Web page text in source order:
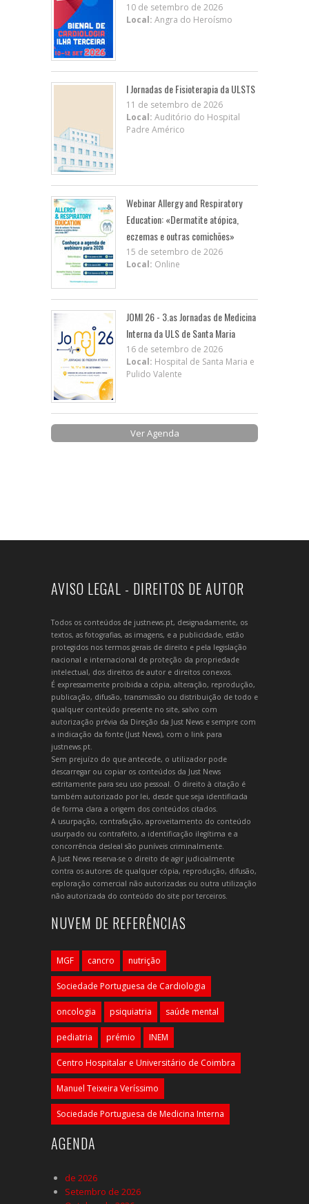
10 de setembro de 2026
Local: Angra do Heroísmo
I Jornadas de Fisioterapia da ULSTS
11 de setembro de 2026
Local: Auditório do Hospital
Padre Américo
Webinar Allergy and Respiratory
Education: «Dermatite atópica,
eczemas e outras comichões»
15 de setembro de 2026
Local: Online
JOMI 26 - 3.as Jornadas de Medicina
Interna da ULS de Santa Maria
16 de setembro de 2026
Local: Hospital de Santa Maria e
Pulido Valente
Ver Agenda
AVISO LEGAL - DIREITOS DE AUTOR
Todos os conteúdos de justnews.pt, designadamente, os
textos, as fotografias, as imagens, e a publicidade, estão
protegidos nos termos gerais de direito e pela legislação
nacional e internacional de proteção da propriedade
intelectual, dos direitos de autor e direitos conexos.
É expressamente proibida a cópia, alteração, reprodução,
publicação, difusão, transmissão ou distribuição de todo e
qualquer conteúdo presente no site, salvo com
autorização prévia da Direção da Just News e sempre com
a indicação da fonte (Just News), com o link para
justnews.pt.
Sem prejuízo do que antecede, o utilizador pode
descarregar ou copiar os conteúdos da Just News
estritamente para seu uso pessoal. O direito à citação é
também autorizado por lei, desde que seja identificada
de forma clara a origem dos conteúdos citados.
A usurpação, contrafação, aproveitamento do conteúdo
usurpado ou contrafeito, a identificação ilegítima e a
concorrência desleal são puníveis criminalmente.
A Just News reserva-se o direito de agir judicialmente
contra os autores de qualquer cópia, reprodução, difusão,
exploração comercial não autorizadas ou outra utilização
não autorizada do conteúdo do site por terceiros.
NUVEM DE REFERÊNCIAS
MGF cancro nutrição
Sociedade Portuguesa de Cardiologia
oncologia psiquiatria saúde mental
pediatria prémio INEM
Centro Hospitalar e Universitário de Coimbra
Manuel Teixeira Veríssimo
Sociedade Portuguesa de Medicina Interna
AGENDA
de 2026
Setembro de 2026